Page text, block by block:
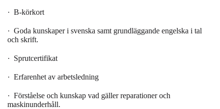
· B-körkort
· Goda kunskaper i svenska samt grundläggande engelska i tal
och skrift.
· Sprutcertifikat
· Erfarenhet av arbetsledning
· Förståelse och kunskap vad gäller reparationer och
maskinunderhåll.